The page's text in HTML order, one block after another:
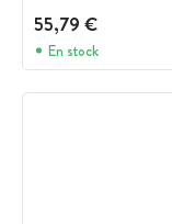
55,79 €
En stock